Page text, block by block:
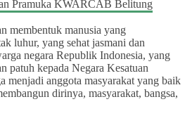
membentuk manusia yang
luhur, yang sehat jasmani dan
negara Republik Indonesia, yang
patuh kepada Negara Kesatuan
menjadi anggota masyarakat yang baik
dirinya, masyarakat, bangsa,